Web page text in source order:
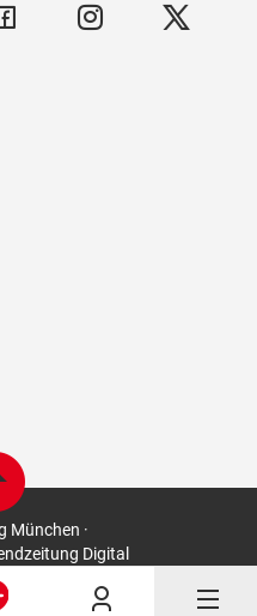
München ·
Digital